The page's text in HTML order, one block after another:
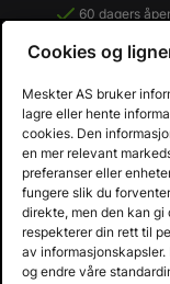
60 dagers
Gratis returer
Cookies og
Meskter AS bruker
lagre eller hente
cookies. Den
en mer relevant
preferanser eller
fungere slik du
direkte, men den kan gi
respekterer din rett til
av
og endre våre